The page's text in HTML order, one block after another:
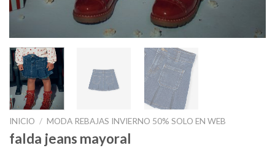
INICIO / MODA REBAJAS INVIERNO 50% SOLO EN WEB
falda jeans mayoral